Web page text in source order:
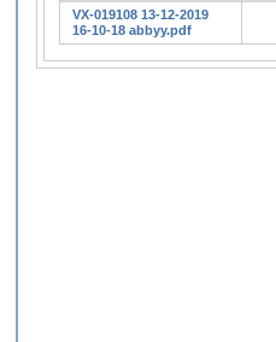
VX-019108 13-12-2019
16-10-18 abbyy.pdf